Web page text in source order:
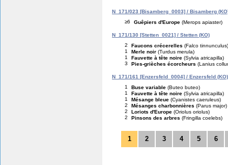
N_171/023 [Bisamberg_0003] / Bisamberg
≥6
Guêpiers d'Europe (Merops apiaster)
N_171/130 [Stetten_0021] / Stetten (KO)
2
Faucons crécerelles (Falco tinnunculus)
1
Merle noir (Turdus merula)
1
Fauvette à tête noire (Sylvia atricapilla)
3
Pies-grièches écorcheurs (Lanius
N_171/161 [Enzersfeld_0004] / Enzersfeld (KO)
1
Buse variable (Buteo buteo)
1
Fauvette à tête noire (Sylvia atricapilla)
1
Mésange bleue (Cyanistes caeruleus)
2
Mésanges charbonnières (Parus major)
2
Loriots d'Europe (Oriolus oriolus)
2
Pinsons des arbres (Fringilla coelebs)
1 2 3 4 5 6